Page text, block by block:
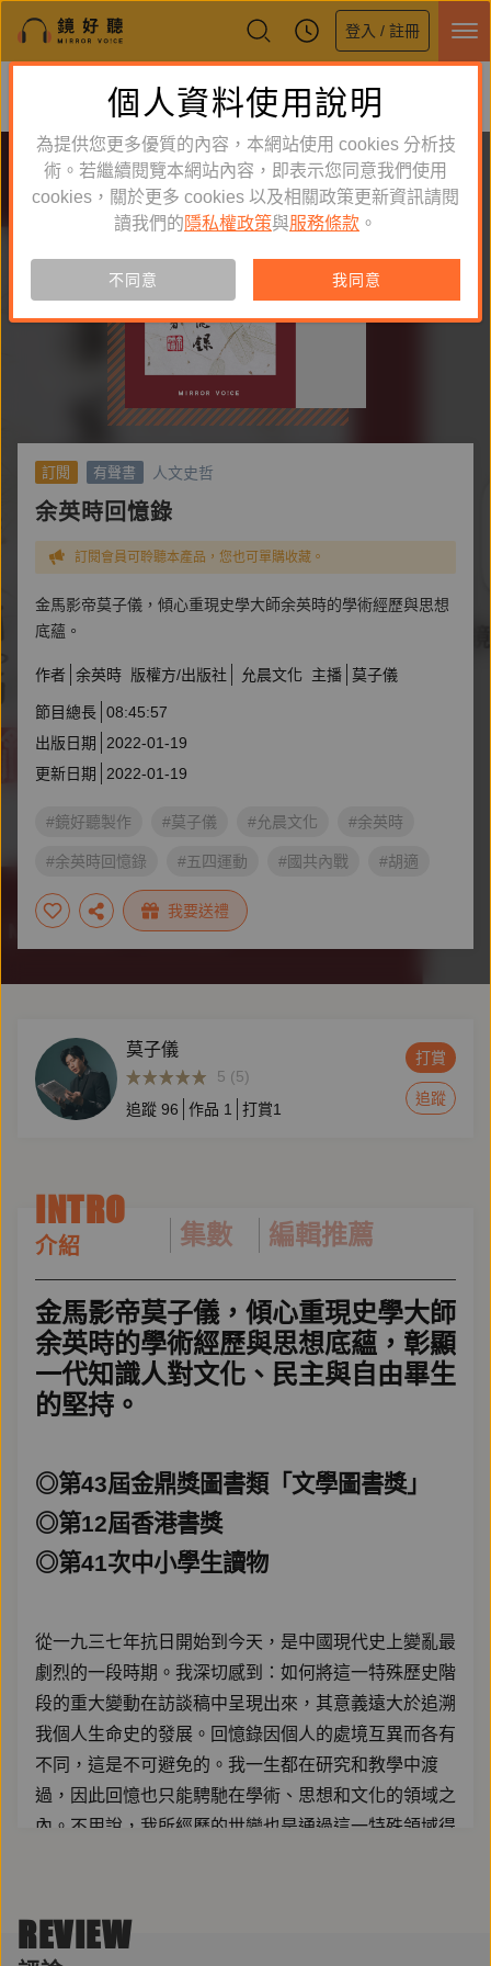
登入 / 註冊
鏡好聽全新APP上線
體驗全面升級，即刻下載
訂閱 有聲書 人文史哲
余英時回憶錄
訂閱會員可聆聽本產品，您也可單購收藏。
金馬影帝莫子儀，傾心重現史學大師余英時的學術經歷與思想
底蘊。
作者 余英時 版權方/出版社 允晨文化 主播 莫子儀
節目總長 08:45:57
出版日期
2022-01-19
更新日期
2022-01-19
#鏡好聽製作 #莫子儀 #允晨文化 #余英時
#余英時回憶錄 #五四運動 #國共內戰 #胡適
#明星朗讀
我要送禮
莫子儀
5 (5)
追蹤 96 作品 1 打賞1
打賞
追蹤
INTRO
介紹 集數 編輯推薦
金馬影帝莫子儀，傾心重現史學大師
余英時的學術經歷與思想底蘊，彰顯
一代知識人對文化、民主與自由畢生
的堅持。
◎第43屆金鼎獎圖書類「文學圖書獎」
◎第12屆香港書獎
◎第41次中小學生讀物
從一九三七年抗日開始到今天，是中國現代史上變亂最
劇烈的一段時期。我深切感到：如何將這一特殊歷史階
段的重大變動在訪談稿中呈現出來，其意義遠大於追溯
我個人生命史的發展。回憶錄因個人的處境互異而各有
不同，這是不可避免的。我一生都在研究和教學中渡
過，因此回憶也只能騁馳在學術、思想和文化的領域之
內。不用說，我所經歷的世變也是通過這一特殊領域得
以不同方式留下他們的回憶。這樣的回憶越多越好，可
以互證所同、互校所異。出版這部「回憶錄」的另一動
REVIEW
個人資料使用說明
為提供您更多優質的內容，本網站使用 cookies 分析技
術。若繼續閱覽本網站內容，即表示您同意我們使用
cookies，關於更多 cookies 以及相關政策更新資訊請閱
讀我們的 隱私權政策與服務條款 。
不同意 我同意